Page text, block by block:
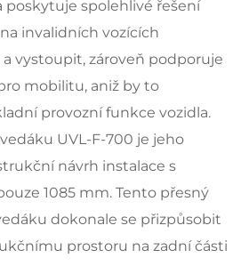
poskytuje spolehlivé řešení
invalidních vozících
vystoupit, zároveň podporuje
mobilitu, aniž by to
provozní funkce vozidla.
UVL-F-700 je jeho
návrh instalace s
1085 mm. Tento přesný
dokonale se přizpůsobit
prostoru na zadní části